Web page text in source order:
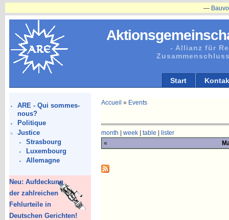
- Allianz für
Start
ARE - Qui sommes-
nous?
Politique
Justice
Strasbourg
Luxembourg
Allemagne
Neu: Aufdeckung
der zahlreichen
Fehlurteile in
Deutschen Gerichten!
Accueil » Events
month week| table
lister
«